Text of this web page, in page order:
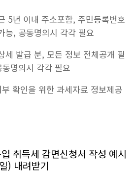
5년 이내 주소포함, 주민등록번호
능, 공동명의시 각각 필요
세 발급 분, 모든 정보 전체공개 필
명의시 각각 필요
확인을 위한 과세자료 정보제공
취득세 감면신청서 작성 예시
) 내려받기